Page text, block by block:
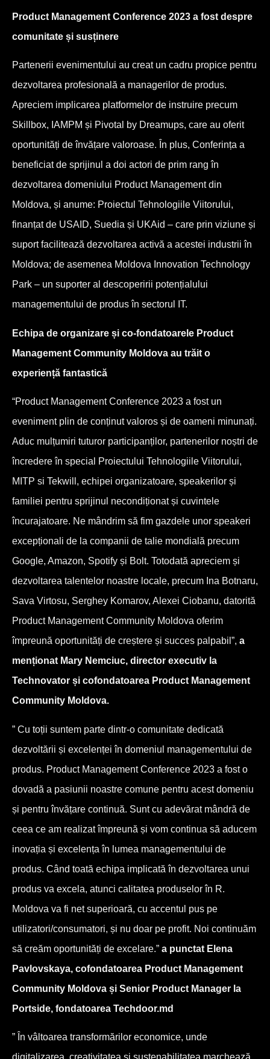
Product Management Conference 2023 a fost despre
comunitate și susținere
Partenerii evenimentului au creat un cadru propice pentru
dezvoltarea profesională a managerilor de produs.
Apreciem implicarea platformelor de instruire precum
Skillbox, IAMPM și Pivotal by Dreamups, care au oferit
oportunități de învățare valoroase. În plus, Conferința a
beneficiat de sprijinul a doi actori de prim rang în
dezvoltarea domeniului Product Management din
Moldova, și anume: Proiectul Tehnologiile Viitorului,
finanțat de USAID, Suedia și UKAid – care prin viziune și
suport facilitează dezvoltarea activă a acestei industrii în
Moldova; de asemenea Moldova Innovation Technology
Park – un suporter al descoperirii potențialului
managementului de produs în sectorul IT.
Echipa de organizare și co-fondatoarele Product
Management Community Moldova au trăit o
experiență fantastică
“Product Management Conference 2023 a fost un
eveniment plin de conținut valoros și de oameni minunați.
Aduc mulțumiri tuturor participanților, partenerilor noștri de
încredere în special Proiectului Tehnologiile Viitorului,
MITP si Tekwill, echipei organizatoare, speakerilor și
familiei pentru sprijinul necondiționat și cuvintele
încurajatoare. Ne mândrim să fim gazdele unor speakeri
excepționali de la companii de talie mondială precum
Google, Amazon, Spotify și Bolt. Totodată apreciem și
dezvoltarea talentelor noastre locale, precum Ina Botnaru,
Sava Virtosu, Serghey Komarov, Alexei Ciobanu, datorită
Product Management Community Moldova oferim
împreună oportunități de creștere și succes palpabil”, a
menționat Mary Nemciuc, director executiv la
Technovator și cofondatoarea Product Management
Community Moldova.
” Cu toții suntem parte dintr-o comunitate dedicată
dezvoltării și excelenței în domeniul managementului de
produs. Product Management Conference 2023 a fost o
dovadă a pasiunii noastre comune pentru acest domeniu
și pentru învățare continuă. Sunt cu adevărat mândră de
ceea ce am realizat împreună și vom continua să aducem
inovația și excelența în lumea managementului de
produs. Când toată echipa implicată în dezvoltarea unui
produs va excela, atunci calitatea produselor în R.
Moldova va fi net superioară, cu accentul pus pe
utilizatori/consumatori, și nu doar pe profit. Noi continuăm
să creăm oportunități de excelare.” a punctat Elena
Pavlovskaya, cofondatoarea Product Management
Community Moldova și Senior Product Manager la
Portside, fondatoarea Techdoor.md
” În vâltoarea transformărilor economice, unde
digitalizarea, creativitatea și sustenabilitatea marchează